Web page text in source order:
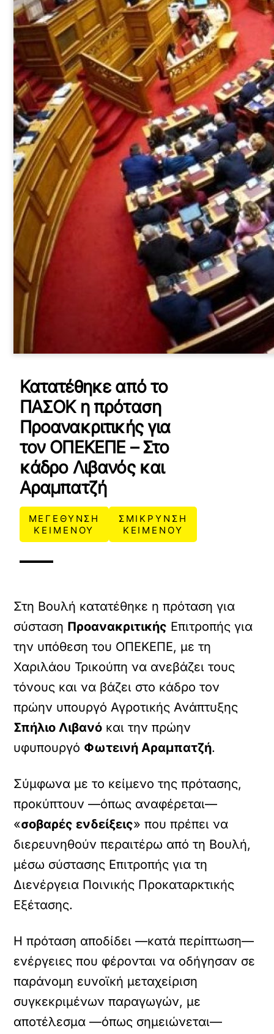
Κατατέθηκε από το
ΠΑΣΟΚ η πρόταση
Προανακριτικής για
τον ΟΠΕΚΕΠΕ – Στο
κάδρο Λιβανός και
Αραμπατζή
ΜΕΓΕΘΥΝΣΗ
ΚΕΙΜΕΝΟΥ
ΣΜΙΚΡΥΝΣΗ
ΚΕΙΜΕΝΟΥ
Στη Βουλή κατατέθηκε η πρόταση για
σύσταση Προανακριτικής Επιτροπής για
την υπόθεση του ΟΠΕΚΕΠΕ, με τη
Χαριλάου Τρικούπη να ανεβάζει τους
τόνους και να βάζει στο κάδρο τον
πρώην υπουργό Αγροτικής Ανάπτυξης
Σπήλιο Λιβανό και την πρώην
υφυπουργό Φωτεινή Αραμπατζή.
Σύμφωνα με το κείμενο της πρότασης,
προκύπτουν —όπως αναφέρεται—
«σοβαρές ενδείξεις» που πρέπει να
διερευνηθούν περαιτέρω από τη Βουλή,
μέσω σύστασης Επιτροπής για τη
Διενέργεια Ποινικής Προκαταρκτικής
Εξέτασης.
Η πρόταση αποδίδει —κατά περίπτωση—
ενέργειες που φέρονται να οδήγησαν σε
παράνομη ευνοϊκή μεταχείριση
συγκεκριμένων παραγωγών, με
αποτέλεσμα —όπως σημειώνεται—